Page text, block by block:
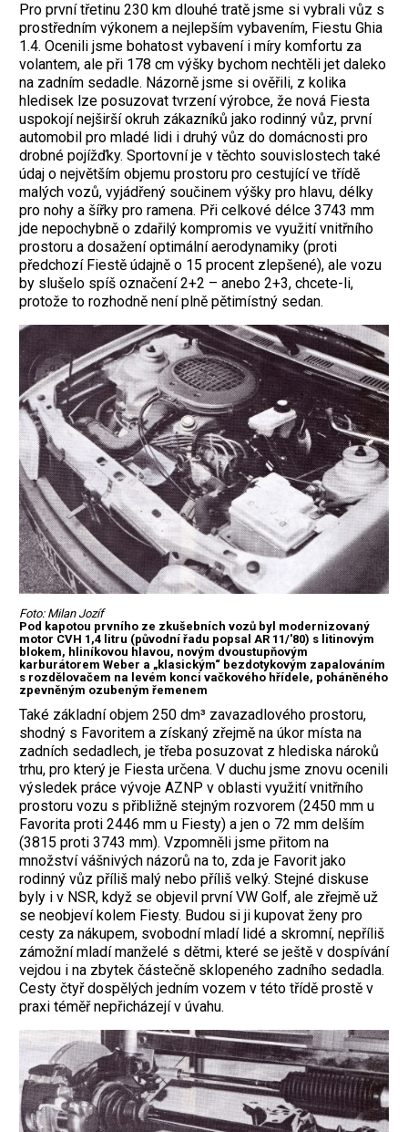
Pro první třetinu 230 km dlouhé tratě jsme si vybrali vůz s
prostředním výkonem a nejlepším vybavením, Fiestu Ghia
1.4. Ocenili jsme bohatost vybavení i míry komfortu za
volantem, ale při 178 cm výšky bychom nechtěli jet daleko
na zadním sedadle. Názorně jsme si ověřili, z kolika
hledisek lze posuzovat tvrzení výrobce, že nová Fiesta
uspokojí nejširší okruh zákazníků jako rodinný vůz, první
automobil pro mladé lidi i druhý vůz do domácnosti pro
drobné pojížďky. Sportovní je v těchto souvislostech také
údaj o největším objemu prostoru pro cestující ve třídě
malých vozů, vyjádřený součinem výšky pro hlavu, délky
pro nohy a šířky pro ramena. Při celkové délce 3743 mm
jde nepochybně o zdařilý kompromis ve využití vnitřního
prostoru a dosažení optimální aerodynamiky (proti
předchozí Fiestě údajně o 15 procent zlepšené), ale vozu
by slušelo spíš označení 2+2 – anebo 2+3, chcete-li,
protože to rozhodně není plně pětimístný sedan.
Foto: Milan Jozíf
Pod kapotou prvního ze zkušebních vozů byl modernizovaný
motor CVH 1,4 litru (původní řadu popsal AR 11/'80) s litinovým
blokem, hliníkovou hlavou, novým dvoustupňovým
karburátorem Weber a „klasickým“ bezdotykovým zapalováním
s rozdělovačem na levém konci vačkového hřídele, poháněného
zpevněným ozubeným řemenem
Také základní objem 250 dm³ zavazadlového prostoru,
shodný s Favoritem a získaný zřejmě na úkor místa na
zadních sedadlech, je třeba posuzovat z hlediska nároků
trhu, pro který je Fiesta určena. V duchu jsme znovu ocenili
výsledek práce vývoje AZNP v oblasti využití vnitřního
prostoru vozu s přibližně stejným rozvorem (2450 mm u
Favorita proti 2446 mm u Fiesty) a jen o 72 mm delším
(3815 proti 3743 mm). Vzpomněli jsme přitom na
množství vášnivých názorů na to, zda je Favorit jako
rodinný vůz příliš malý nebo příliš velký. Stejné diskuse
byly i v NSR, když se objevil první VW Golf, ale zřejmě už
se neobjeví kolem Fiesty. Budou si ji kupovat ženy pro
cesty za nákupem, svobodní mladí lidé a skromní, nepříliš
zámožní mladí manželé s dětmi, které se ještě v dospívání
vejdou i na zbytek částečně sklopeného zadního sedadla.
Cesty čtyř dospělých jedním vozem v této třídě prostě v
praxi téměř nepřicházejí v úvahu.